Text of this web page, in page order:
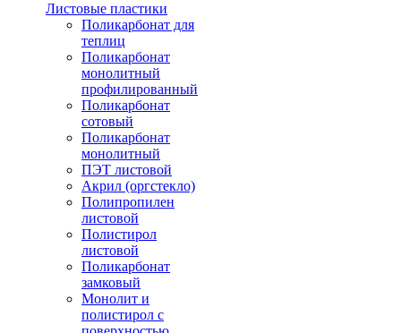
Листовые пластики
Поликарбонат для
теплиц
Поликарбонат
монолитный
профилированный
Поликарбонат
сотовый
Поликарбонат
монолитный
ПЭТ листовой
Акрил (оргстекло)
Полипропилен
листовой
Полистирол
листовой
Поликарбонат
замковый
Монолит и
полистирол с